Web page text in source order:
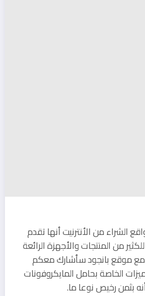
الشراء من الأنترنيت أنها تقدم
من المنتجات والأجهزة الرائعة
مع موقع بانجود سأشارك معكم
الخاصة بحامل المايكروفونات
بثمن رخيص نوعا ما.